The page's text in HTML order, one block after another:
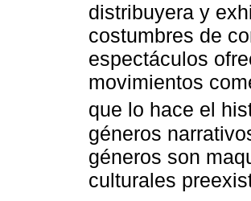
distribuyera y
costumbres de
espectáculos
movimientos
que lo hace el
géneros
géneros son
culturales